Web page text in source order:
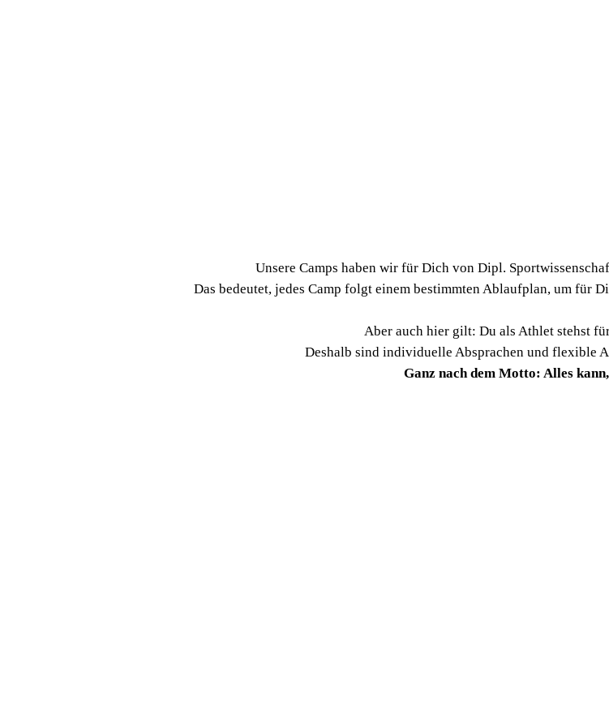
Unse­re Camps haben wir für Dich von Dipl.
Das bedeu­tet, jedes Camp folgt einem bestimm­ten Ablauf­plan, um für
Aber auch hier gilt: Du als Ath­let stehst
Des­halb sind indi­vi­du­el­le Abspra­chen und fle­xi­ble
Ganz nach dem Mot­to: Alles